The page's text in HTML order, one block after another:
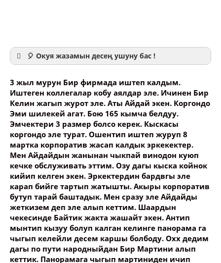
🎈 Окуя жазамын десең ушуну бас !
Ваше имя
Название сообщения
Опубликовать контент
3 жыл мурун Бир фирмада иштеп калдым.
Иштеген коллегалар кобу аялдар эле. Ичинен Бир
Келин жагып журот эле. Аты Айдай экен. Коргондо
Эми шилекей агат. Бою 165 кымча белдуу.
Эмчектери 3 размер болсо керек. Кыскасы
коргондо эле турат. Ошентип иштеп журуп 8
мартка корпоратив жасап калдык эркекектер.
Мен Айдайдын жанынан чыкпай винодон куюп
кечке обслуживать эттим. Озу дагы кыска койнок
кийип келген экен. Эркектердин бардвгы эле
карап бийге тартып жатышты. Акыры корпоратив
бутуп тарай баштадык. Мен сразу эле Айдайды
жеткизем деп эле алып кеттим. Шаардын
чекесинде Байтик жакта жашайт экен. Антип
мынтип кызуу болуп калган келинге панорама га
чыгып келейли десем каршы болбоду. Охх дедим
дагы по пути народныйдан Бир Мартини алып
кеттик. Панорамага чыгып мартиниден ичип